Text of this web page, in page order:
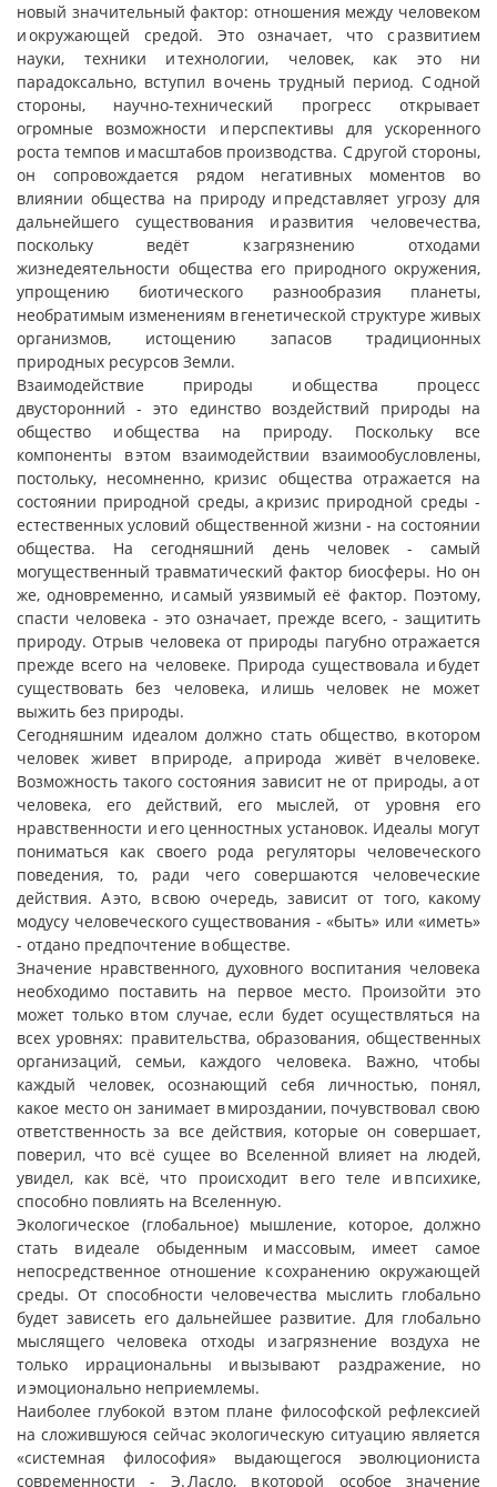
новый значительный фактор: отношения между человеком
и окружающей средой. Это означает, что с развитием
науки, техники и технологии, человек, как это ни
парадоксально, вступил в очень трудный период. С одной
стороны, научно-технический прогресс открывает
огромные возможности и перспективы для ускоренного
роста темпов и масштабов производства. С другой стороны,
он сопровождается рядом негативных моментов во
влиянии общества на природу и представляет угрозу для
дальнейшего существования и развития человечества,
поскольку ведёт к загрязнению отходами
жизнедеятельности общества его природного окружения,
упрощению биотического разнообразия планеты,
необратимым изменениям в генетической структуре живых
организмов, истощению запасов традиционных
природных ресурсов Земли.
Взаимодействие природы и общества процесс
двусторонний - это единство воздействий природы на
общество и общества на природу. Поскольку все
компоненты в этом взаимодействии взаимообусловлены,
постольку, несомненно, кризис общества отражается на
состоянии природной среды, а кризис природной среды -
естественных условий общественной жизни - на состоянии
общества. На сегодняшний день человек - самый
могущественный травматический фактор биосферы. Но он
же, одновременно, и самый уязвимый её фактор. Поэтому,
спасти человека - это означает, прежде всего, - защитить
природу. Отрыв человека от природы пагубно отражается
прежде всего на человеке. Природа существовала и будет
существовать без человека, и лишь человек не может
выжить без природы.
Сегодняшним идеалом должно стать общество, в котором
человек живет в природе, а природа живёт в человеке.
Возможность такого состояния зависит не от природы, а от
человека, его действий, его мыслей, от уровня его
нравственности и его ценностных установок. Идеалы могут
пониматься как своего рода регуляторы человеческого
поведения, то, ради чего совершаются человеческие
действия. А это, в свою очередь, зависит от того, какому
модусу человеческого существования - «быть» или «иметь»
- отдано предпочтение в обществе.
Значение нравственного, духовного воспитания человека
необходимо поставить на первое место. Произойти это
может только в том случае, если будет осуществляться на
всех уровнях: правительства, образования, общественных
организаций, семьи, каждого человека. Важно, чтобы
каждый человек, осознающий себя личностью, понял,
какое место он занимает в мироздании, почувствовал свою
ответственность за все действия, которые он совершает,
поверил, что всё сущее во Вселенной влияет на людей,
увидел, как всё, что происходит в его теле и в психике,
способно повлиять на Вселенную.
Экологическое (глобальное) мышление, которое, должно
стать в идеале обыденным и массовым, имеет самое
непосредственное отношение к сохранению окружающей
среды. От способности человечества мыслить глобально
будет зависеть его дальнейшее развитие. Для глобально
мыслящего человека отходы и загрязнение воздуха не
только иррациональны и вызывают раздражение, но
и эмоционально неприемлемы.
Наиболее глубокой в этом плане философской рефлексией
на сложившуюся сейчас экологическую ситуацию является
«системная философия» выдающегося эволюциониста
современности - Э. Ласло, в которой особое значение